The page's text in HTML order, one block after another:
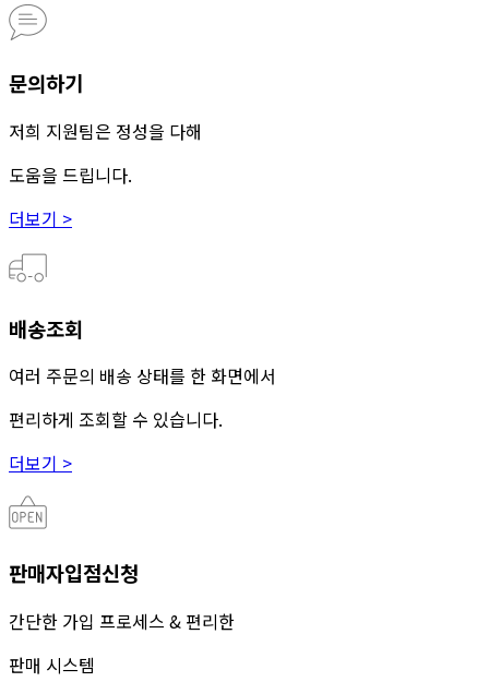
문의하기
저희 지원팀은 정성을 다해
도움을 드립니다.
더보기 >
배송조회
여러 주문의 배송 상태를 한 화면에서
편리하게 조회할 수 있습니다.
더보기 >
판매자입점신청
간단한 가입 프로세스 & 편리한
판매 시스템